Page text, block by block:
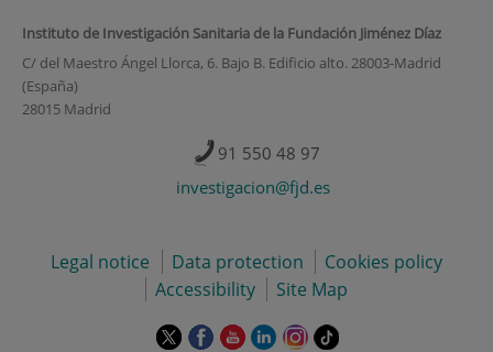
Instituto de Investigación Sanitaria de la Fundación Jiménez Díaz
C/ del Maestro Ángel Llorca, 6. Bajo B. Edificio alto. 28003-Madrid
(España)
28015 Madrid
91 550 48 97
investigacion@fjd.es
Legal notice Data protection
Cookies policy
Accessibility
Site Map
This This This This This Link